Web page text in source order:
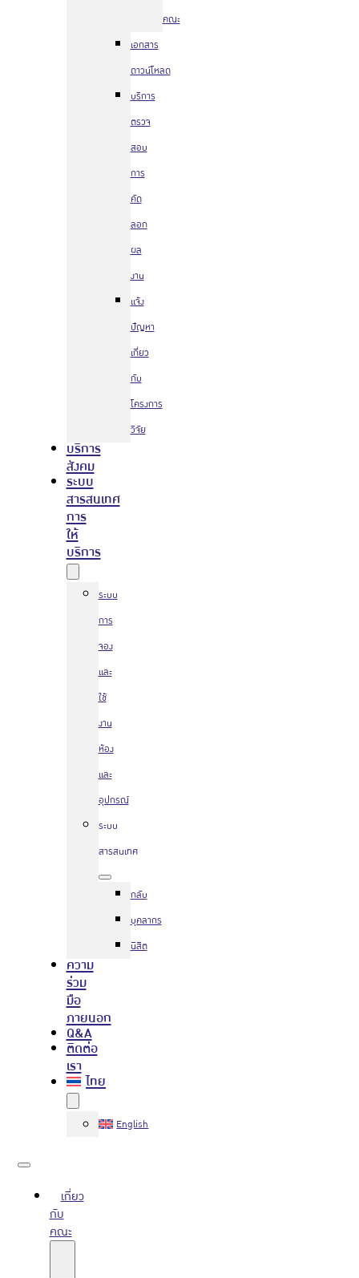
คณะ
เอกสาร
ดาวน์โหลด
บริการ
ตรวจ
สอบ
การ
คัด
ลอก
ผล
งาน
แจ้ง
ปัญหา
เกี่ยว
กับ
โครงการ
วิจัย
บริการ
สังคม
ระบบ
สารสนเทศ
การ
ให้
บริการ
ระบบ
การ
จอง
และ
ใช้
งาน
ห้อง
และ
อุปกรณ์
ระบบ
สารสนเทศ
กลับ
บุคลากร
นิสิต
ความ
ร่วม
มือ
ภายนอก
Q&A
ติดต่อ
เรา
ไทย
English
เกี่ยว
กับ
คณะ